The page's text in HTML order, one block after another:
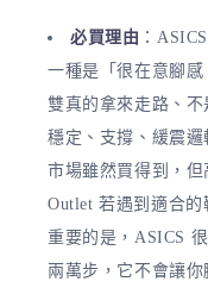
必買理由 ：
一種是「很在意腳
雙真的拿來走路、
穩定、支撐、緩震
市場雖然買得到，但
Outlet 若遇到適合
重要的是，ASICS
兩萬步，它不會讓